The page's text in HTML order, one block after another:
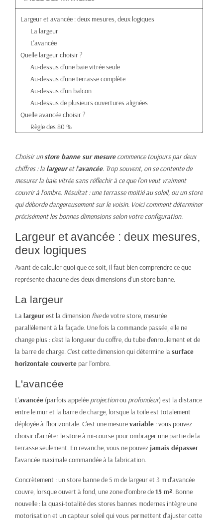
Largeur et avancée : deux mesures, deux logiques
La largeur
L'avancée
Quelle largeur choisir ?
Au-dessus d'une baie vitrée seule
Au-dessus d'une terrasse complète
Au-dessus d'un balcon
Au-dessus de plusieurs ouvertures alignées
Quelle avancée choisir ?
Règle des 80 %
La hauteur sous coffre
L'inclinaison réglable
Pose entre deux murs (entre tableaux)
Forte exposition au vent
Récapitulatif : comment calculer en 3 minutes
Foire aux questions
Choisir unstore banne sur mesurecommence toujours par deux
chiffres : la largeuret l'avancée. Trop souvent, on se contente de
mesurer la baie vitrée sans réflechir à ce que l'on veut vraiment
couvrir à l'ombre. Résultat : une terrasse moitié au soleil, ou un store
qui déborde dangereusement sur le voisin. Voici comment déterminer
précisément les bonnes dimensions selon votre configuration.
Largeur et avancée : deux mesures,
deux logiques
Avant de calculer quoi que ce soit, il faut bien comprendre ce que
représente chacune des deux dimensions d'un store banne.
La largeur
Lalargeurest la dimension fixede votre store, mesurée
parallèlement à la façade. Une fois la commande passée, elle ne
change plus : c'est la longueur du coffre, du tube d'enroulement et de
la barre de charge. C'est cette dimension qui détermine lasurface
horizontale couverte par l'ombre.
L'avancée
L'avancée (parfois appelée projectionou profondeur) est la distance
entre le mur et la barre de charge, lorsque la toile est totalement
déployée à l'horizontale. C'est une mesurevariable : vous pouvez
choisir d'arrêter le store à mi-course pour ombrager une partie de la
terrasse seulement. En revanche, vous ne pouvez jamais dépasser
l'avancée maximale commandée à la fabrication.
Concrètement : un store banne de 5 m de largeur et 3 m d'avancée
couvre, lorsque ouvert à fond, une zone d'ombre de15 m². Bonne
nouvelle : la quasi-totalité des stores bannes modernes intègre une
motorisation et un capteur soleil qui vous permettent d'ajuster cette